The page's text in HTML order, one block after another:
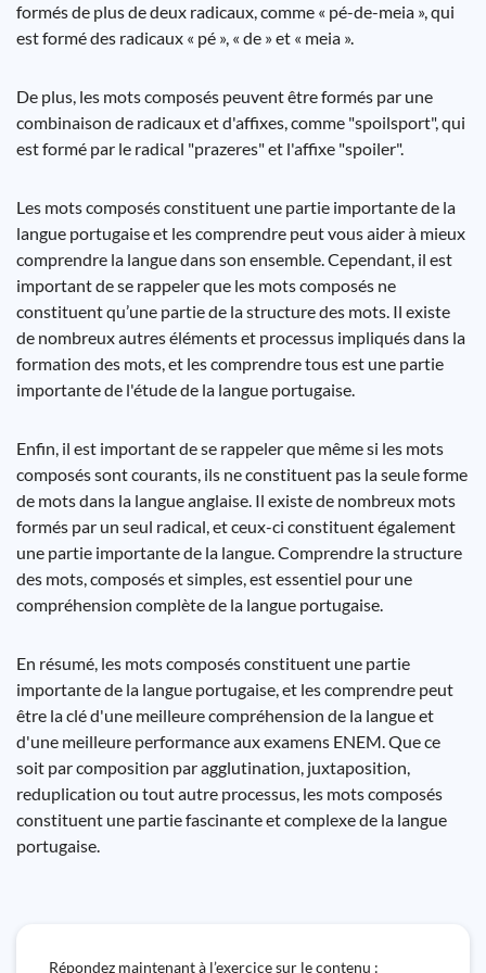
formés de plus de deux radicaux, comme « pé-de-meia », qui
est formé des radicaux « pé », « de » et « meia ».
De plus, les mots composés peuvent être formés par une
combinaison de radicaux et d'affixes, comme "spoilsport", qui
est formé par le radical "prazeres" et l'affixe "spoiler".
Les mots composés constituent une partie importante de la
langue portugaise et les comprendre peut vous aider à mieux
comprendre la langue dans son ensemble. Cependant, il est
important de se rappeler que les mots composés ne
constituent qu’une partie de la structure des mots. Il existe
de nombreux autres éléments et processus impliqués dans la
formation des mots, et les comprendre tous est une partie
importante de l'étude de la langue portugaise.
Enfin, il est important de se rappeler que même si les mots
composés sont courants, ils ne constituent pas la seule forme
de mots dans la langue anglaise. Il existe de nombreux mots
formés par un seul radical, et ceux-ci constituent également
une partie importante de la langue. Comprendre la structure
des mots, composés et simples, est essentiel pour une
compréhension complète de la langue portugaise.
En résumé, les mots composés constituent une partie
importante de la langue portugaise, et les comprendre peut
être la clé d'une meilleure compréhension de la langue et
d'une meilleure performance aux examens ENEM. Que ce
soit par composition par agglutination, juxtaposition,
reduplication ou tout autre processus, les mots composés
constituent une partie fascinante et complexe de la langue
portugaise.
Répondez maintenant à l’exercice sur le contenu :